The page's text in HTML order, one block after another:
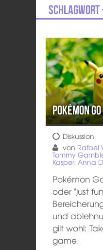
Schlagwort
Pokémon
Diskussion
von Rafael
Tommy
Kasper, Anna
Pokémon
oder "just
und
gilt wohl:
game.